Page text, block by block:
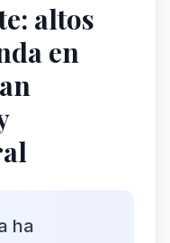
altos
en
ha